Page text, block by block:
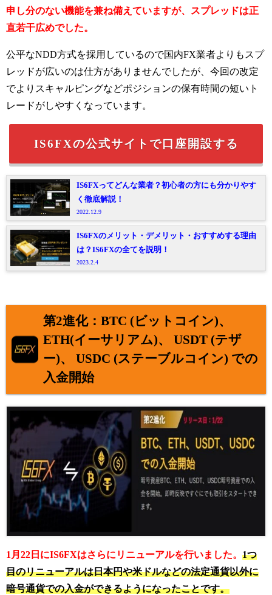
申し分のない機能を兼ね備えていますが、スプレッドは正
直若干広めでした。
公平なNDD方式を採用しているので国内FX業者よりもスプ
レッドが広いのは仕方がありませんでしたが、今回の改定
でよりスキャルピングなどポジションの保有時間の短いト
レードがしやすくなっています。
IS6FXの公式サイトで口座開設する
IS6FXってどんな業者？初心者の方にも分かりやす
く徹底解説！
2022.12.9
IS6FXのメリット・デメリット・おすすめする理由
は？IS6FXの全てを説明！
2023.2.4
第2進化：BTC (ビットコイン)、
ETH(イーサリアム)、 USDT (テザ
ー)、 USDC (ステーブルコイン) での
入金開始
1月22日にIS6FXはさらにリニューアルを行いました。 1つ
目のリニューアルは日本円や米ドルなどの法定通貨以外に
暗号通貨での入金ができるようになったことです。